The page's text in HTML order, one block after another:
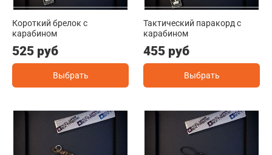
Короткий брелок с
карабином
525 руб
Выбрать
Тактический паракорд с
карабином
455 руб
Выбрать